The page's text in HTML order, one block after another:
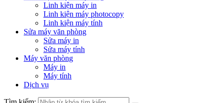
Linh kiện máy in
Linh kiện máy photocopy
Linh kiện máy tính
Sửa máy văn phòng
Sửa máy in
Sửa máy tính
Máy văn phòng
Máy in
Máy tính
Dịch vụ